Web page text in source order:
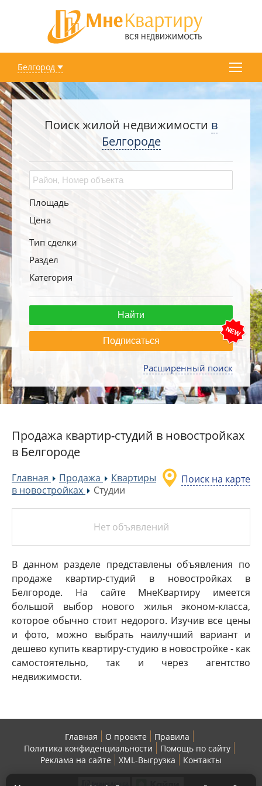
Белгород
Поиск жилой недвижимости в
Белгороде
Площадь
Цена
Тип сделки
Раздел
Категория
Подписаться
Расширенный поиск
Продажа квартир-студий в новостройках
в Белгороде
Поиск на карте
Главная »Продажа »Квартиры
в новостройках
»Студии
Нет объявлений
В данном разделе представлены объявления по
продаже квартир-студий в новостройках в
Белгороде. На сайте МнеКвартиру имеется
большой выбор нового жилья эконом-класса,
которое обычно стоит недорого. Изучив все цены
и фото, можно выбрать наилучший вариант и
дешево купить квартиру-студию в новостройке - как
самостоятельно, так и через агентство
недвижимости.
Главная О проекте
Правила
Политика конфиденциальности
Помощь по сайту
Реклама на сайте
XML-Выгрузка Контакты